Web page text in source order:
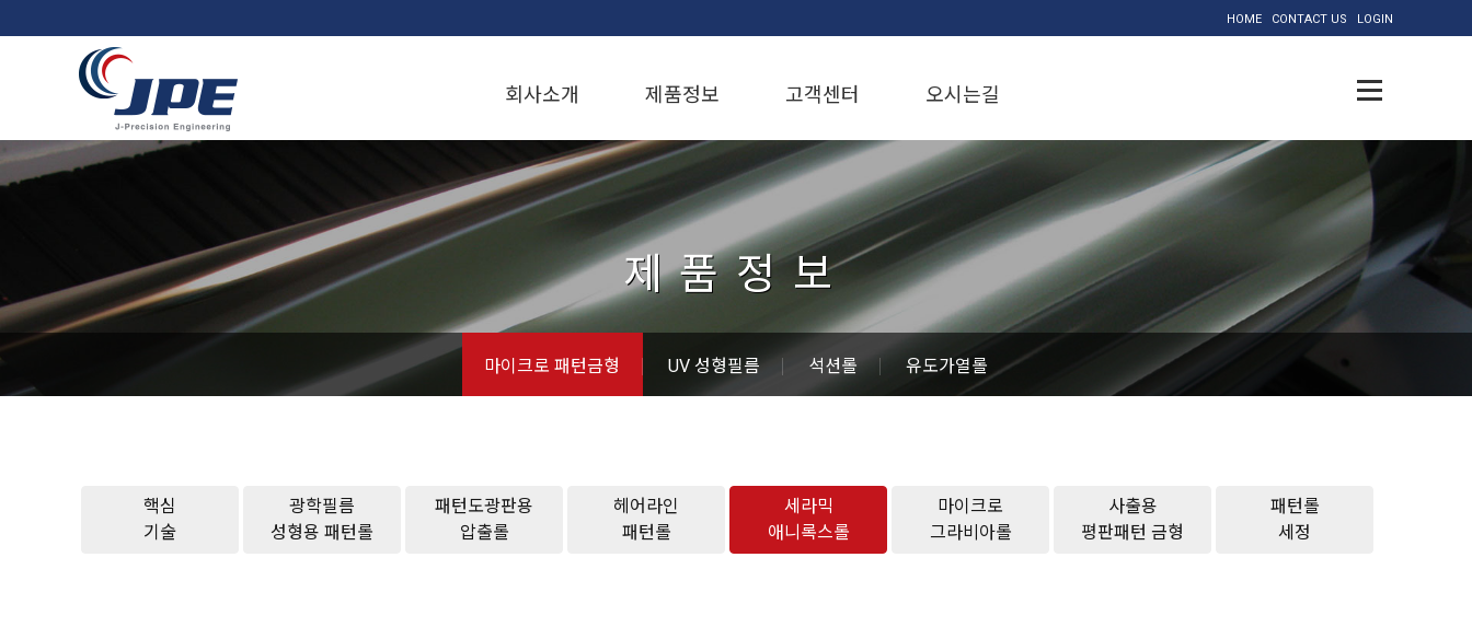
HOME CONTACT US LOGIN
회사소개 제품정보 고객센터 오시는길
제품정보
마이크로 패턴금형 UV 성형필름 석션롤 유도가열롤
핵심
기술
광학필름
성형용 패턴롤
패턴도광판용
압출롤
헤어라인
패턴롤
세라믹
애니록스롤
마이크로
그라비아롤
사출용
평판패턴 금형
패턴롤
세정